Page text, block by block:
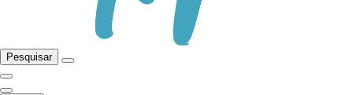
Pesquisar